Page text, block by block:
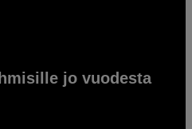
jo vuodesta